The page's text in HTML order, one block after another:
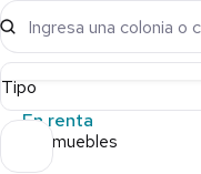
Ingresa una colonia o
Tipo
En renta
15 inmuebles